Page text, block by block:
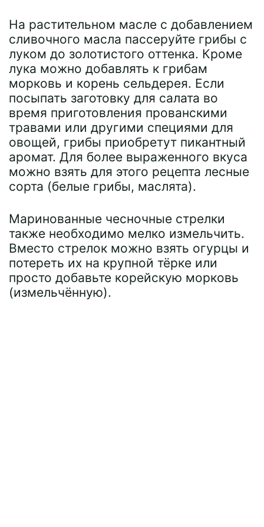
На растительном масле с добавлением
сливочного масла пассеруйте грибы с
луком до золотистого оттенка. Кроме
лука можно добавлять к грибам
морковь и корень сельдерея. Если
посыпать заготовку для салата во
время приготовления прованскими
травами или другими специями для
овощей, грибы приобретут пикантный
аромат. Для более выраженного вкуса
можно взять для этого рецепта лесные
сорта (белые грибы, маслята).
Маринованные чесночные стрелки
также необходимо мелко измельчить.
Вместо стрелок можно взять огурцы и
потереть их на крупной тёрке или
просто добавьте корейскую морковь
(измельчённую).